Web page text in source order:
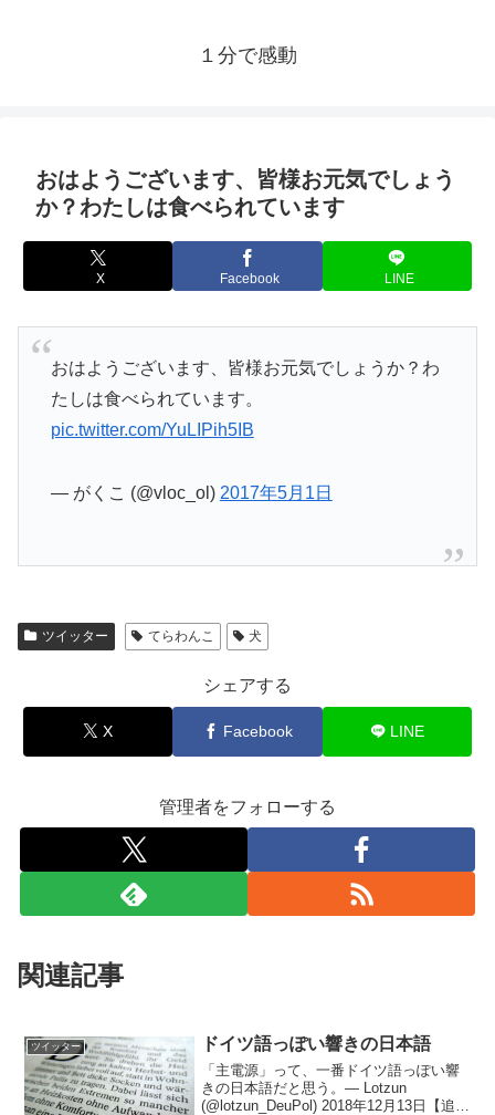
１分で感動
おはようございます、皆様お元気でしょう
か？わたしは食べられています
X Facebook LINE
おはようございます、皆様お元気でしょうか？わ
たしは食べられています。
pic.twitter.com/YuLIPih5IB
— がくこ (@vloc_ol) 2017年5月1日
ツイッター てらわんこ 犬
シェアする
X Facebook LINE
管理者をフォローする
関連記事
ツイッター ドイツ語っぽい響きの日本語
「主電源」って、一番ドイツ語っぽい響
きの日本語だと思う。— Lotzun
(@lotzun_DeuPol) 2018年12月13日【追